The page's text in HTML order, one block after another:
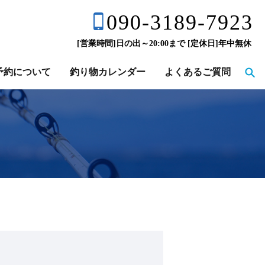
090-3189-7923
[営業時間]日の出～20:00まで [定休日]年中無休
約について 釣り物カレンダー よくあるご質問